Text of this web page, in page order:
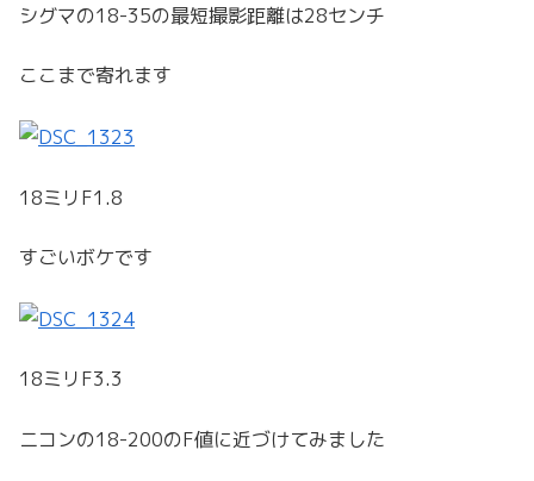
シグマの18-35の最短撮影距離は28センチ
ここまで寄れます
18ミリF1.8
すごいボケです
18ミリF3.3
ニコンの18-200のF値に近づけてみました